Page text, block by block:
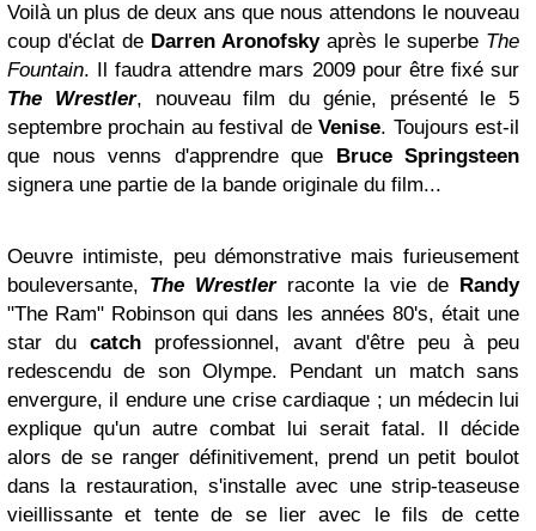
Voilà un plus de deux ans que nous attendons le nouveau
coup d'éclat de Darren Aronofskyaprès le superbe The
Fountain. Il faudra attendre mars 2009 pour être fixé sur
The Wrestler, nouveau film du génie, présenté le 5
septembre prochain au festival deVenise. Toujours est-il
que nous venns d'apprendre que Bruce Springsteen
signera une partie de la bande originale du film...
Oeuvre intimiste, peu démonstrative mais furieusement
bouleversante, The Wrestlerraconte la vie de Randy
"The Ram" Robinson qui dans les années 80's, était une
star du catch professionnel, avant d'être peu à peu
redescendu de son Olympe. Pendant un match sans
envergure, il endure une crise cardiaque ; un médecin lui
explique qu'un autre combat lui serait fatal. Il décide
alors de se ranger définitivement, prend un petit boulot
dans la restauration, s'installe avec une strip-teaseuse
vieillissante et tente de se lier avec le fils de cette